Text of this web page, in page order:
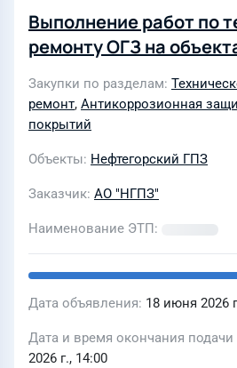
Выполнение работ по
ремонту ОГЗ на
Закупки по разделам
ремонт, Антикоррозионная
покрытий
Объекты Нефтегорский ГПЗ
Заказчик АО "НГПЗ"
Наименование ЭТП
Дата объявления 18 июня 2026
Дата и время окончания подачи
2026 г., 14:00